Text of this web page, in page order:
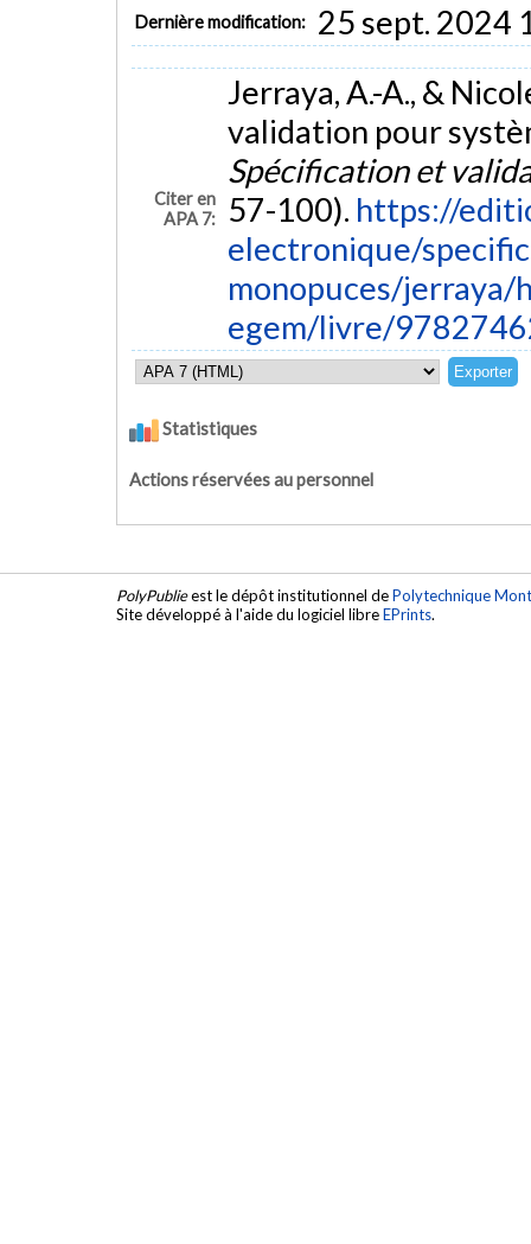
Dernière modification: 25 sept. 2024
Citer en
APA 7:
Jerraya, A.-A., &
validation pour
Spécification et
57-100). https://
electronique/
monopuces/
egem/livre/
Statistiques
Actions réservées au personnel
PolyPublieest le dépôt institutionnel dePolytechnique
Site développé à l'aide du logiciel libreEPrints.